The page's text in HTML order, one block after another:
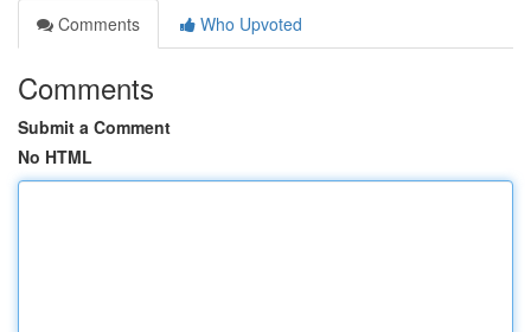
Comments
Who Upvoted
Comments
Submit a Comment
No HTML